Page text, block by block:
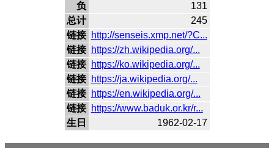
负
131
总计
245
链接 http://senseis.xmp.net/?C...
链接 https://zh.wikipedia.org/...
链接 https://ko.wikipedia.org/...
链接 https://ja.wikipedia.org/...
链接 https://en.wikipedia.org/...
链接 https://www.baduk.or.kr/r...
生日
1962-02-17